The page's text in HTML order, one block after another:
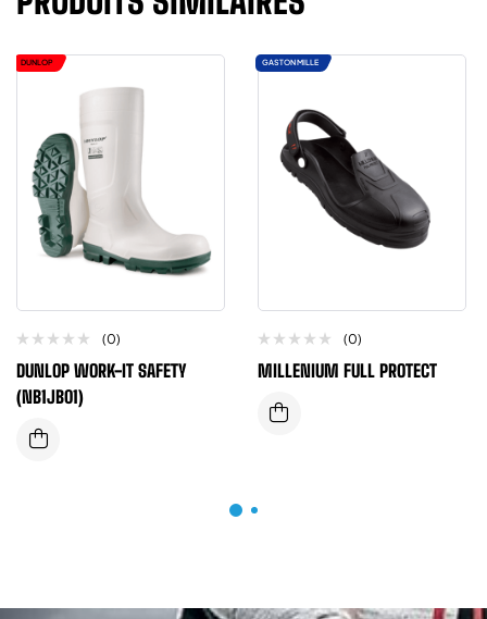
DUNLOP
(0)
DUNLOP WORK-IT SAFETY
(NB1JB01)
GASTON MILLE
(0)
MILLENIUM FULL PROTECT